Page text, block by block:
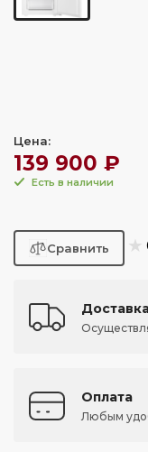
Цена:
139 900 ₽
Есть в наличии
★
Оплата
Любым